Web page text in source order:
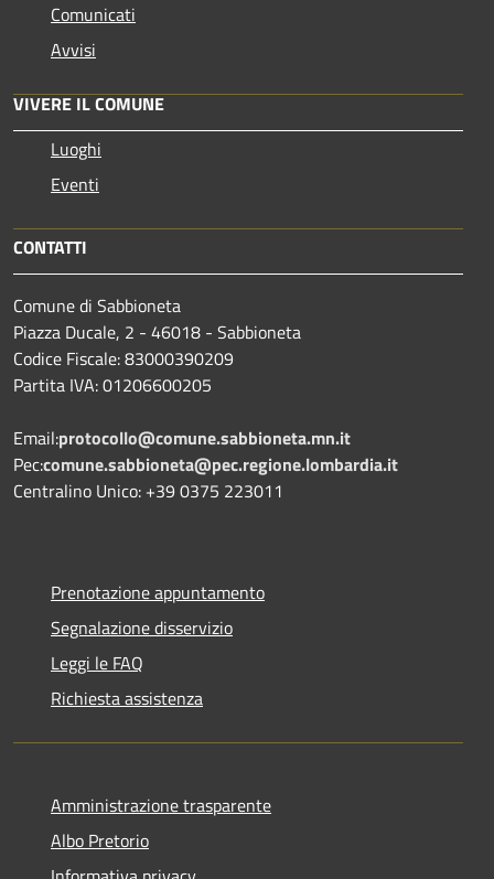
Comunicati
Avvisi
VIVERE IL COMUNE
Luoghi
Eventi
CONTATTI
Comune di Sabbioneta
Piazza Ducale, 2 - 46018 - Sabbioneta
Codice Fiscale: 83000390209
Partita IVA: 01206600205
Email:protocollo@comune.sabbioneta.mn.it
Pec:comune.sabbioneta@pec.regione.lombardia.it
Centralino Unico: +39 0375 223011
Prenotazione appuntamento
Segnalazione disservizio
Leggi le FAQ
Richiesta assistenza
Amministrazione trasparente
Albo Pretorio